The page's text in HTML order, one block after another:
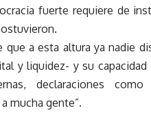
fuerte requiere de
que a esta altura ya nadie
y liquidez- y su
declaraciones como
mucha gente”.